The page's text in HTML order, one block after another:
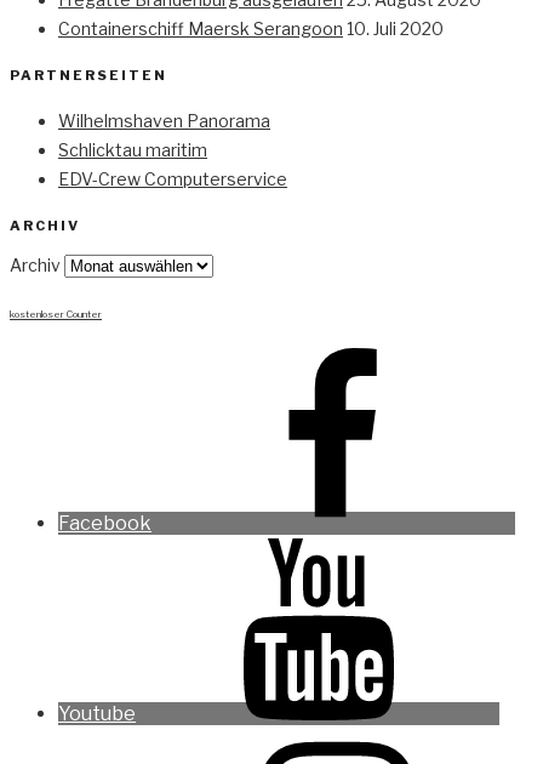
Containerschiff Maersk Serangoon 10. Juli 2020
PARTNERSEITEN
Wilhelmshaven Panorama
Schlicktau maritim
EDV-Crew Computerservice
ARCHIV
Archiv
kostenloser Counter
Facebook
Youtube